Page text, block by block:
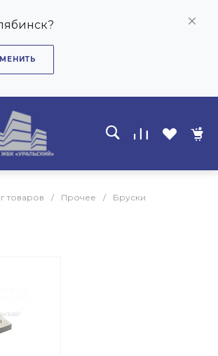
товаров / Прочее / Бруски